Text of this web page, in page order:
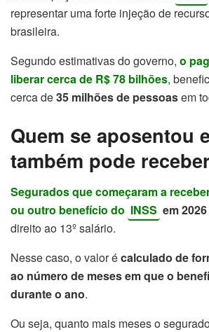
representar uma forte injeção de
brasileira.
Segundo estimativas do governo, o
liberar cerca de R$ 78 bilhões,
cerca de35 milhões de pessoasem
Quem se aposentou
também pode receber
Segurados que começaram a
ou outro benefício do INSS em 2026
direito ao 13º salário.
Nesse caso, o valor écalculado de
ao número de meses em que o
durante o ano.
Ou seja, quanto mais meses o